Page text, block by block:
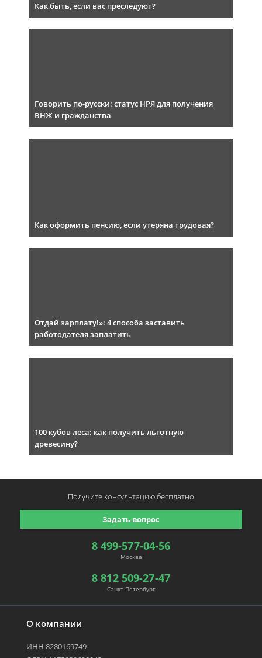
Как быть, если вас преследуют?
Говорить по-русски: статус НРЯ для получения
ВНЖ и гражданства
Как оформить пенсию, если утеряна трудовая?
Отдай зарплату!»: 4 способа заставить
работодателя заплатить
100 кубов леса: как получить льготную
древесину?
О компании
ИНН 8280169749
8 499-577-04-56
Москва
8 812 509-27-47
Санкт-Петербург
Задать вопрос
Получите консультациюбесплатно